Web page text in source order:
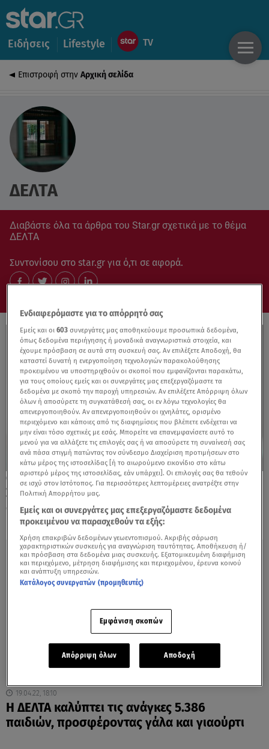
Ειδήσεις Lifestyle
Επιστροφή στην Αρχική σελίδα
ΔΕΛΤΑ
Διαβάστε όλα τα άρθρα του Star.gr σχετικά με το θέμα
ΔΕΛΤΑ
Συντονίσου στο star.gr για ό,τι σε αφορά.
24.05.25, 16:54
Συναγερμός στη Θεσσαλονίκη: Κρούσματα
στρεπτόκοκκου σε Δέλτα και Καλαμαριά
19.04.22, 18:10
Η ΔΕΛΤΑ καλύπτει τις ανάγκες 5.386
παιδιών, προσφέροντας γάλα και γιαούρτι
Ενδιαφερόμαστε για το απόρρητό σας
Εμείς και οι603 συνεργάτες μας αποθηκεύουμε προσωπικά δεδομένα,
όπως δεδομένα περιήγησης ή μοναδικά αναγνωριστικά στοιχεία, και
έχουμε πρόσβαση σε αυτά στη συσκευή σας. Αν επιλέξετε Αποδοχή, θα
καταστεί δυνατή η ενεργοποίηση τεχνολογιών παρακολούθησης
προκειμένου να υποστηριχθούν οι σκοποί που εμφανίζονται παρακάτω,
για τους οποίους εμείς και οι συνεργάτες μας επεξεργαζόμαστε τα
δεδομένα με σκοπό την παροχή υπηρεσιών. Αν επιλέξετε Απόρριψη όλων
όλων ή αποσύρετε τη συγκατάθεσή σας, οι εν λόγω τεχνολογίες θα
απενεργοποιηθούν. Αν απενεργοποιηθούν οι ιχνηλάτες, ορισμένο
περιεχόμενο και κάποιες από τις διαφημίσεις που βλέπετε ενδέχεται να
μην είναι τόσο σχετικές με εσάς. Μπορείτε να επανεμφανίσετε αυτό το
μενού για να αλλάξετε τις επιλογές σας ή να αποσύρετε τη συναίνεσή σας
ανά πάσα στιγμή πατώντας τον σύνδεσμο Διαχείριση προτιμήσεων στο
κάτω μέρος της ιστοσελίδας [ή το αιωρούμενο εικονίδιο στο κάτω
αριστερό μέρος της ιστοσελίδας, εάν υπάρχει]. Οι επιλογές σας θα τεθούν
σε ισχύ στον Ιστότοπος. Για περισσότερες λεπτομέρειες ανατρέξτε στην
Πολιτική Απορρήτου μας.
Εμείς και οι συνεργάτες μας επεξεργαζόμαστε δεδομένα
προκειμένου να παρασχεθούν τα εξής:
Χρήση επακριβών δεδομένων γεωεντοπισμού. Ακριβής σάρωση
χαρακτηριστικών συσκευής για αναγνώριση ταυτότητας. Αποθήκευση ή/
και πρόσβαση στα δεδομένα μιας συσκευής. Εξατομικευμένη διαφήμιση
και περιεχόμενο, μέτρηση διαφήμισης και περιεχομένου, έρευνα κοινού
και ανάπτυξη υπηρεσιών.
Κατάλογος συνεργατών (προμηθευτές)
Εμφάνιση σκοπών
Απόρριψη όλων Αποδοχή